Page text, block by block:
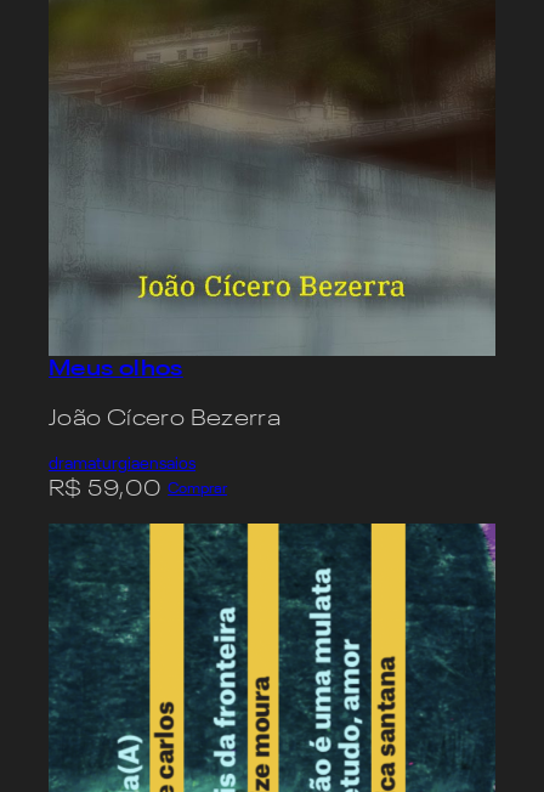
Meus olhos
João Cícero Bezerra
dramaturgiaensaios
R$ 59,00 Comprar